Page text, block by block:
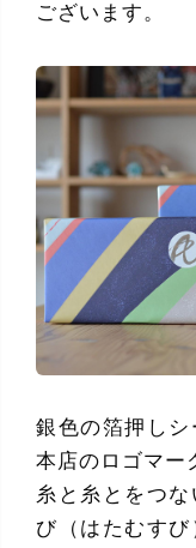
ございます。
銀色の箔押し
本店のロゴマー
糸と糸とをつ
び（はたむす